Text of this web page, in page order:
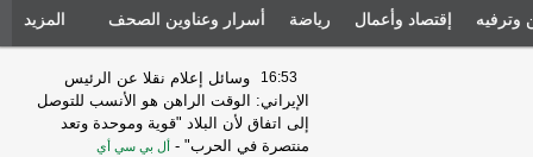
وترفيه إقتصاد وأعمال رياضة أسرار وعناوين الصحف المزيد
16:53
وسائل إعلام نقلا عن الرئيس
الإيراني: الوقت الراهن هو الأنسب للتوصل
إلى اتفاق لأن البلاد "قوية وموحدة وتعد
منتصرة في الحرب" - أل بي سي أي